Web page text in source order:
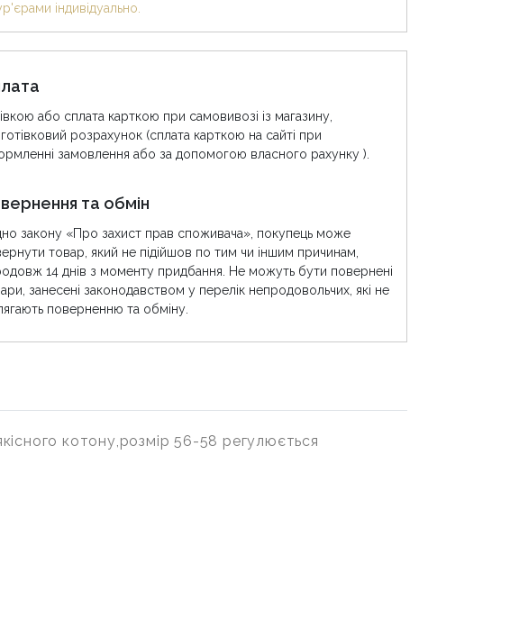
індивідуально.
або сплата карткою при самовивозі із магазину,
розрахунок (сплата карткою на сайті при
замовлення або за допомогою власного рахунку ).
та обмін
закону «Про захист прав споживача», покупець може
товар, який не підійшов по тим чи іншим причинам,
14 днів з моменту придбання. Не можуть бути повернені
занесені законодавством у перелік непродовольчих, які не
поверненню та обміну.
котону,розмір 56-58 регулюється